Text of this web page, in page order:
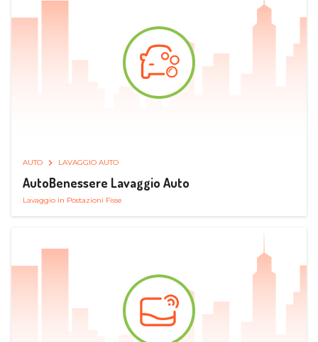
AUTO LAVAGGIO AUTO
AutoBenessere Lavaggio Auto
Lavaggio in Postazioni Fisse